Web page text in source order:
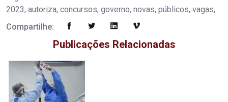
2023, autoriza, concursos, governo, novas, públicos, vagas,
Compartilhe:
Publicações Relacionadas